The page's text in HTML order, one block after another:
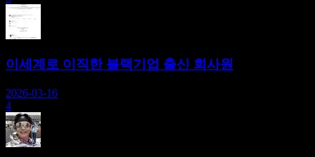
이세계로 이직한 블랙기업 출신 회사원
2026-03-16
4